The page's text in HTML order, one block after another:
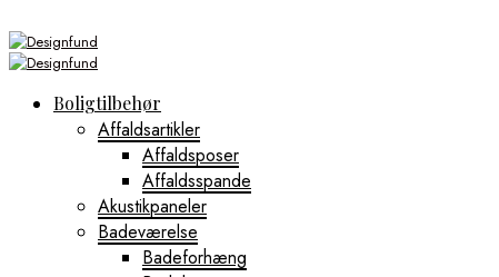
Boligtilbehør
Affaldsartikler
Affaldsposer
Affaldsspande
Akustikpaneler
Badeværelse
Badeforhæng